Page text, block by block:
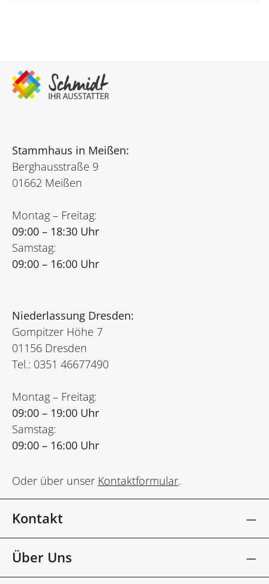
Stammhaus in Meißen:
Berghausstraße 9
01662 Meißen
Montag – Freitag:
09:00 – 18:30 Uhr
Samstag:
09:00 – 16:00 Uhr
Niederlassung Dresden:
Gompitzer Höhe 7
01156 Dresden
Tel.: 0351 46677490
Montag – Freitag:
09:00 – 19:00 Uhr
Samstag:
09:00 – 16:00 Uhr
Oder über unser Kontaktformular.
Kontakt
Über Uns